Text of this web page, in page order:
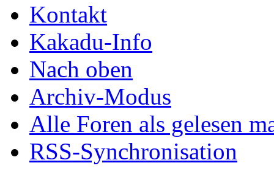
Kontakt
Kakadu-Info
Nach oben
Archiv-Modus
Alle Foren als gelesen
RSS-Synchronisation